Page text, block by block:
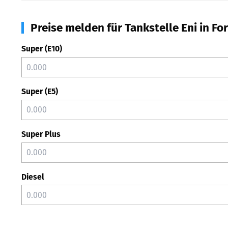
Preise melden für Tankstelle Eni in
Super (E10)
Super (E5)
Super Plus
Diesel